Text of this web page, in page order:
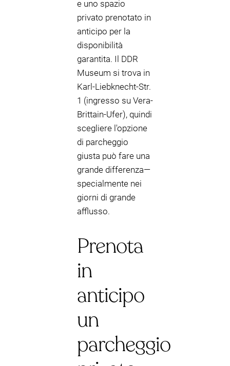
e uno spazio
privato prenotato in
anticipo per la
disponibilità
garantita. Il DDR
Museum si trova in
Karl-Liebknecht-Str.
1 (ingresso su Vera-
Brittain-Ufer), quindi
scegliere l'opzione
di parcheggio
giusta può fare una
grande differenza—
specialmente nei
giorni di grande
afflusso.
Prenota
in
anticipo
un
parcheggio